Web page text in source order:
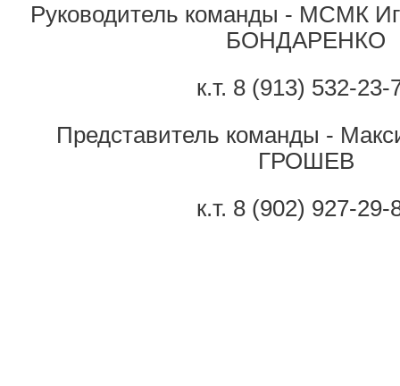
Руководитель команды - МСМК
БОНДАРЕНКО
к.т. 8 (913) 532-23-
Представитель команды -
ГРОШЕВ
к.т. 8 (902) 927-29-